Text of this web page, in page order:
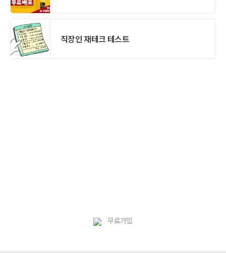
직장인 재테크 테스트
무료가입